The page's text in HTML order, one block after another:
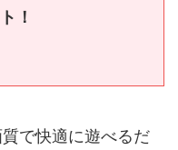
！
で快適に遊べるだ